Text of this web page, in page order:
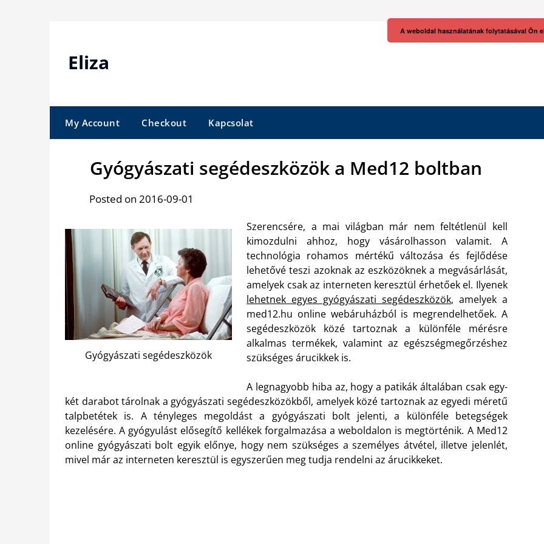
Eliza
My Account Checkout Kapcsolat
Gyógyászati segédeszközök a Med12 boltban
Posted on 2016-09-01
Gyógyászati segédeszközök
Szerencsére, a mai világban már nem feltétlenül kell
kimozdulni ahhoz, hogy vásárolhasson valamit. A
technológia rohamos mértékű változása és fejlődése
lehetővé teszi azoknak az eszközöknek a megvásárlását,
amelyek csak az interneten keresztül érhetőek el. Ilyenek
lehetnek egyes gyógyászati segédeszközök, amelyek a
med12.hu online webáruházból is megrendelhetőek. A
segédeszközök közé tartoznak a különféle mérésre
alkalmas termékek, valamint az egészségmegőrzéshez
szükséges árucikkek is.
A legnagyobb hiba az, hogy a patikák általában csak egy-
két darabot tárolnak a gyógyászati segédeszközökből, amelyek közé tartoznak az egyedi méretű
talpbetétek is. A tényleges megoldást a gyógyászati bolt jelenti, a különféle betegségek
kezelésére. A gyógyulást elősegítő kellékek forgalmazása a weboldalon is megtörténik. A Med12
online gyógyászati bolt egyik előnye, hogy nem szükséges a személyes átvétel, illetve jelenlét,
mivel már az interneten keresztül is egyszerűen meg tudja rendelni az árucikkeket.
A weboldal használatának folytatásával Ön